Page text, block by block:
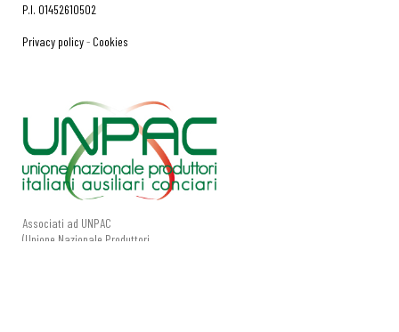
P.I. 01452610502
Privacy policy- Cookies
Associati ad UNPAC
(Unione Nazionale Produttori